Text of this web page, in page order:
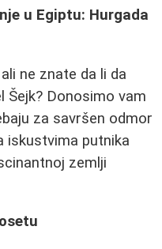
u Egiptu: Hurgada
ne znate da li da
Šejk? Donosimo vam
za savršen odmor
iskustvima putnika
zemlji